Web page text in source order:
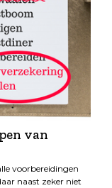
van
voorbereidingen
naast zeker niet